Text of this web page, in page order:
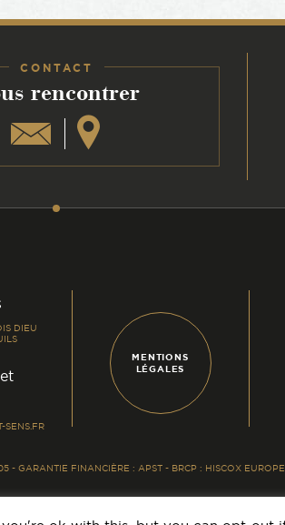
CONTACT
rencontrer
DIEU
-
SENS.FR
MENTIONS
LÉGALES
- GARANTIE FINANCIÈRE : APST - BRCP : HISCOX